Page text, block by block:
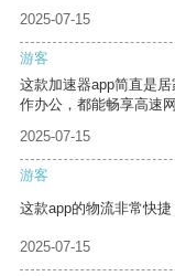
2025-07-15
游客
这款加速器app简直是
作办公，都能畅享高速
2025-07-15
游客
这款app的物流非常快捷
2025-07-15